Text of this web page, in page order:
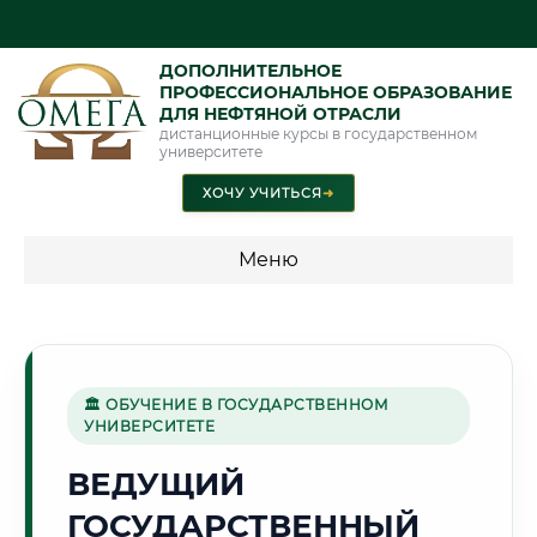
ДОПОЛНИТЕЛЬНОЕ
ПРОФЕССИОНАЛЬНОЕ ОБРАЗОВАНИЕ
ДЛЯ НЕФТЯНОЙ ОТРАСЛИ
дистанционные курсы в государственном
университете
ХОЧУ УЧИТЬСЯ➜
Меню
Г. НИЖНЕВАРТОВСК
🏛 ОБУЧЕНИЕ В ГОСУДАРСТВЕННОМ
УНИВЕРСИТЕТЕ
ВЕДУЩИЙ
ГОСУДАРСТВЕННЫЙ